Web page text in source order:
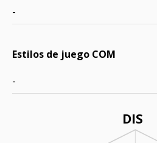
DIS
-
Estilos de juego COM
-